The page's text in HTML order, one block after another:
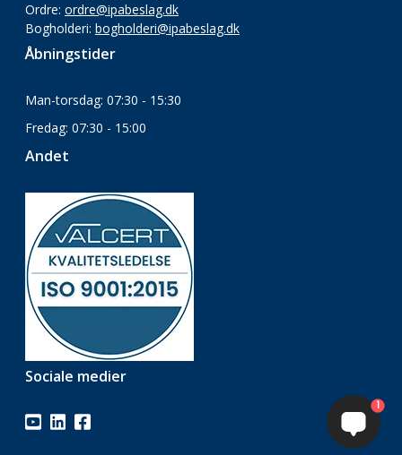
Ordre: ordre@ipabeslag.dk
Bogholderi: bogholderi@ipabeslag.dk
Åbningstider
Man-torsdag: 07:30 - 15:30
Fredag: 07:30 - 15:00
Andet
Sociale medier
1